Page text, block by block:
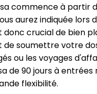
commence à partir
aurez indiquée lors
donc crucial de bien
soumettre votre
ou les voyages
de 90 jours à entrées
flexibilité.